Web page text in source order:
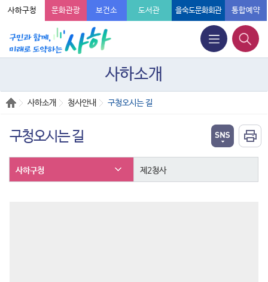
사하구청 문화관광 보건소 도서관 을숙도문화회관 통합예약
사하소개
사하소개 청사안내 구청오시는 길
구청오시는 길
사하구청 제2청사